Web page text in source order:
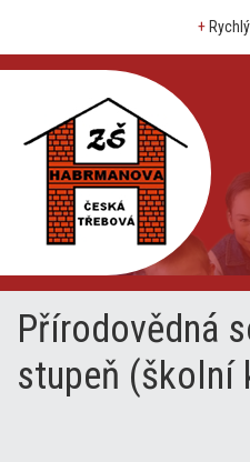
+
Přírodovědná
stupeň (školní